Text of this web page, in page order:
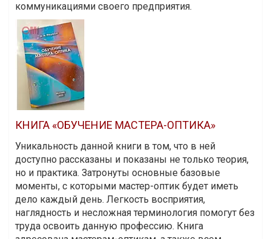
коммуникациями своего предприятия.
КНИГА «ОБУЧЕНИЕ МАСТЕРА-ОПТИКА»
Уникальность данной книги в том, что в ней
доступно рассказаны и показаны не только теория,
но и практика. Затронуты основные базовые
моменты, с которыми мастер-оптик будет иметь
дело каждый день. Легкость восприятия,
наглядность и несложная терминология помогут без
труда освоить данную профессию. Книга